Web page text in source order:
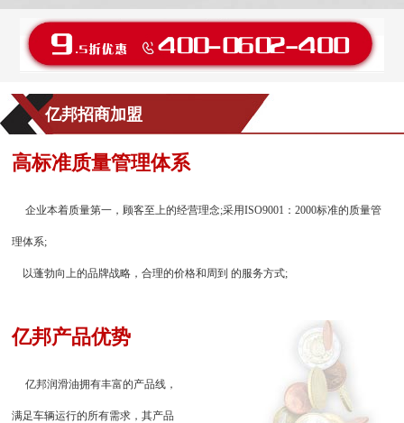
亿邦招商加盟
高标准质量管理体系
企业本着质量第一，顾客至上的经营理念;采用ISO9001：2000标准的质量管
理体系;
以蓬勃向上的品牌战略，合理的价格和周到 的服务方式;
亿邦产品优势
亿邦润滑油拥有丰富的产品线，
满足车辆运行的所有需求，其产品